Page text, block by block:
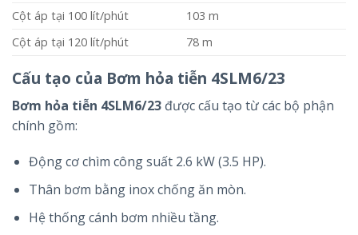
Cột áp tại 100 lít/phút
103 m
Cột áp tại 120 lít/phút
78 m
Cấu tạo của Bơm hỏa tiễn 4SLM6/23
Bơm hỏa tiễn 4SLM6/23 được cấu tạo từ các bộ phận
chính gồm:
Động cơ chìm công suất 2.6 kW (3.5 HP).
Thân bơm bằng inox chống ăn mòn.
Hệ thống cánh bơm nhiều tầng.